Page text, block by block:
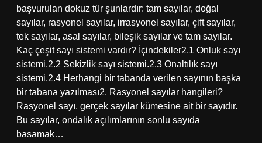
başvurulan dokuz tür şunlardır: tam sayılar, doğal
sayılar, rasyonel sayılar, irrasyonel sayılar, çift sayılar,
tek sayılar, asal sayılar, bileşik sayılar ve tam sayılar.
Kaç çeşit sayı sistemi vardır? İçindekiler2.1 Onluk sayı
sistemi.2.2 Sekizlik sayı sistemi.2.3 Onaltılık sayı
sistemi.2.4 Herhangi bir tabanda verilen sayının başka
bir tabana yazılması2. Rasyonel sayılar hangileri?
Rasyonel sayı, gerçek sayılar kümesine ait bir sayıdır.
Bu sayılar, ondalık açılımlarının sonlu sayıda
basamak…